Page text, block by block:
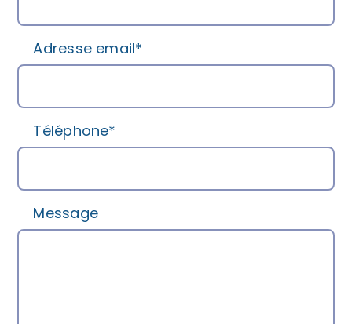
Adresse email*
Téléphone*
Message